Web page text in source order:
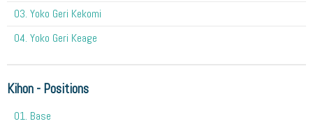
03. Yoko Geri Kekomi
04. Yoko Geri Keage
Kihon - Positions
01. Base